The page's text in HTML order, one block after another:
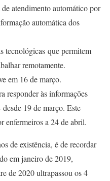
atendimento automático por
automática dos
tecnológicas que permitem
remotamente.
em 16 de março.
responder às informações
19 de março. Este
enfermeiros a 24 de abril.
de existência, é de recordar
em janeiro de 2019,
de 2020 ultrapassou os 4